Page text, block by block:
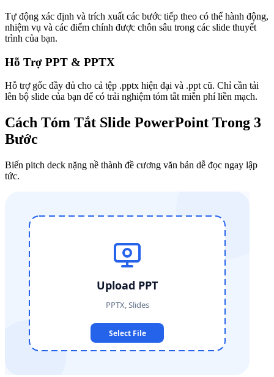
Tự động xác định và trích xuất các bước tiếp theo có thể hành động,
nhiệm vụ và các điểm chính được chôn sâu trong các slide thuyết
trình của bạn.
Hỗ Trợ PPT & PPTX
Hỗ trợ gốc đầy đủ cho cả tệp .pptx hiện đại và .ppt cũ. Chỉ cần tải
lên bộ slide của bạn để có trải nghiệm tóm tắt miễn phí liền mạch.
Cách Tóm Tắt Slide PowerPoint Trong 3
Bước
Biến pitch deck nặng nề thành đề cương văn bản dễ đọc ngay lập
tức.